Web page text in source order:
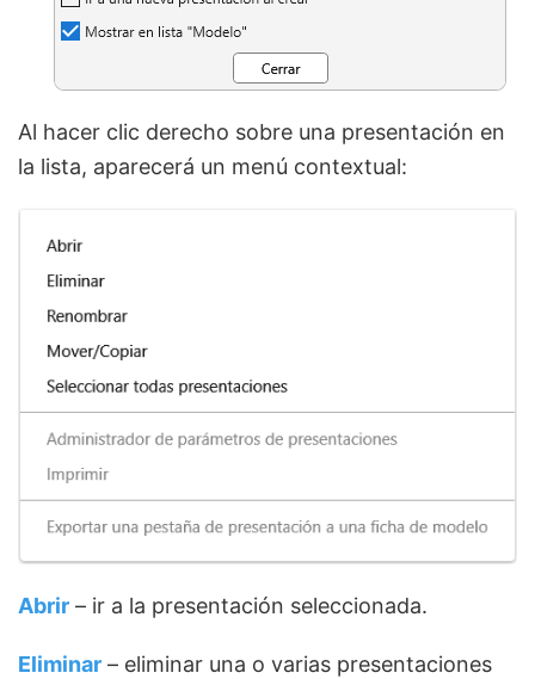
Al hacer clic derecho sobre una presentación en
la lista, aparecerá un menú contextual:
Abrir – ir a la presentación seleccionada.
Eliminar – eliminar una o varias presentaciones